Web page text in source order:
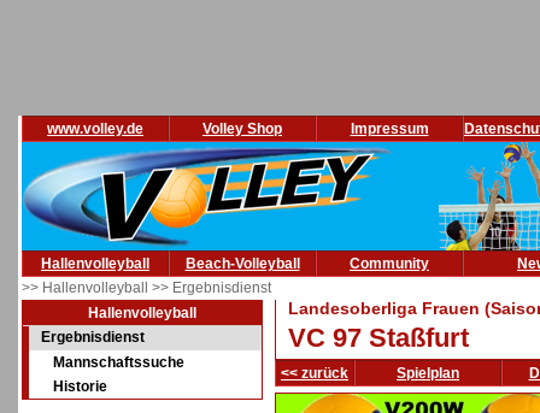
www.volley.de Volley Shop Impressum
Hallenvolleyball Beach-Volleyball Community
>> Hallenvolleyball >> Ergebnisdienst
Hallenvolleyball
Ergebnisdienst
Mannschaftssuche
Historie
Landesoberliga Frauen
VC 97 Staßfurt
<< zurück Spielplan